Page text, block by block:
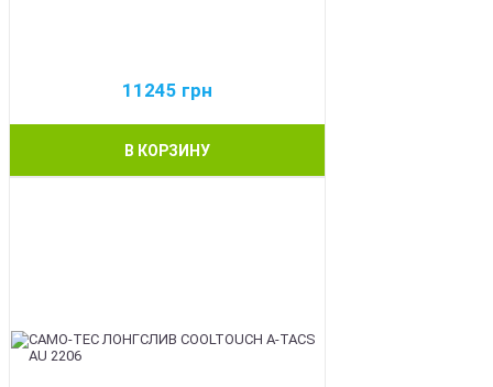
11245 грн
В КОРЗИНУ